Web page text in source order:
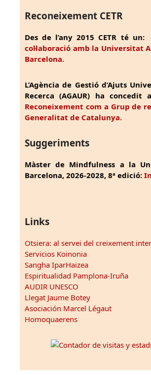
Reconeixement CETR
Des de l’any 2015 CETR té un:
col·laboració amb la Universitat
Barcelona.
L’Agència de Gestió d’Ajuts
Recerca (AGAUR) ha concedit
Reconeixement com a Grup de
Generalitat de Catalunya.
Suggeriments
Màster de Mindfulness a la
Barcelona, 2026-2028, 8ª edició:
Links
Otsiera: al servei del creixement
Servicios Koinonia
Sangha IparHaizea
Espiritualidad Pamplona-Iruña
AUDIR UNESCO
Llegat Jaume Botey
Asociación Marcel Légaut
Homoquaerens